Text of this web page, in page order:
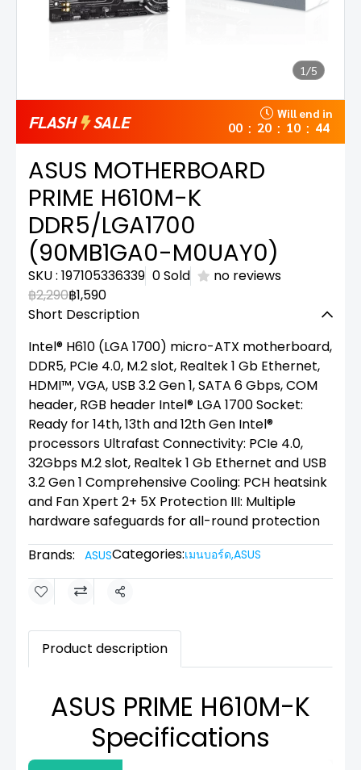
1/5
FLASH SALE Will end in
00 : 20 : 10 : 43
ASUS MOTHERBOARD
PRIME H610M-K
DDR5/LGA1700
(90MB1GA0-M0UAY0)
SKU : 197105336339 0 Sold
no reviews
฿2,290฿1,590
Short Description
Intel® H610 (LGA 1700) micro-ATX motherboard,
DDR5, PCIe 4.0, M.2 slot, Realtek 1 Gb Ethernet,
HDMI™, VGA, USB 3.2 Gen 1, SATA 6 Gbps, COM
header, RGB header Intel® LGA 1700 Socket:
Ready for 14th, 13th and 12th Gen Intel®
processors Ultrafast Connectivity: PCIe 4.0,
32Gbps M.2 slot, Realtek 1 Gb Ethernet and USB
3.2 Gen 1 Comprehensive Cooling: PCH heatsink
and Fan Xpert 2+ 5X Protection III: Multiple
hardware safeguards for all-round protection
Brands:
ASUSCategories:เมนบอร์ด,ASUS
Share
Product description
ASUS PRIME H610M-K
Specifications